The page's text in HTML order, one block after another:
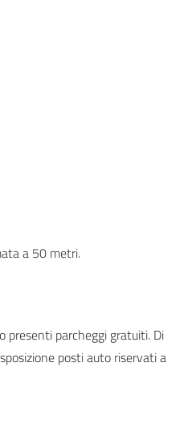
a 50 metri.
presenti parcheggi gratuiti. Di
posti auto riservati a